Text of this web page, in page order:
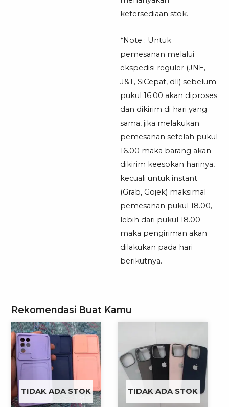
ketersediaan stok.
*Note : Untuk
pemesanan melalui
ekspedisi reguler (JNE,
J&T, SiCepat, dll) sebelum
pukul 16.00 akan diproses
dan dikirim di hari yang
sama, jika melakukan
pemesanan setelah pukul
16.00 maka barang akan
dikirim keesokan harinya,
kecuali untuk instant
(Grab, Gojek) maksimal
pemesanan pukul 18.00,
lebih dari pukul 18.00
maka pengiriman akan
dilakukan pada hari
berikutnya.
Rekomendasi Buat Kamu
TIDAK ADA STOK TIDAK ADA STOK